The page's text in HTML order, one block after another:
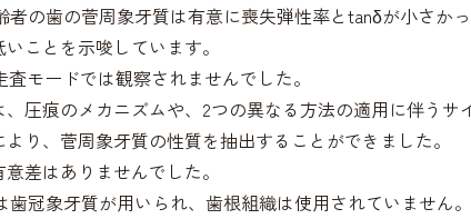
者の歯の菅周象牙質は有意に喪失弾性率とtanδが小さか
ことを示唆しています。
査モードでは観察されませんでした。
、圧痕のメカニズムや、2つの異なる方法の適用に伴う
り、菅周象牙質の性質を抽出することができました。
差はありませんでした。
歯冠象牙質が用いられ、歯根組織は使用されていません。